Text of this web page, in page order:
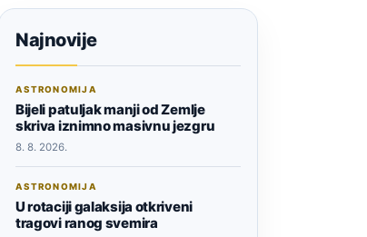
Najnovije
ASTRONOMIJA
Bijeli patuljak manji od Zemlje
skriva iznimno masivnu jezgru
8. 8. 2026.
ASTRONOMIJA
U rotaciji galaksija otkriveni
tragovi ranog svemira